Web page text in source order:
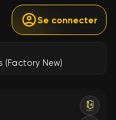
Se connecter
(Factory New)